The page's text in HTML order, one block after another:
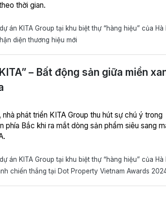
thời gian.
án KITA Group tại khu biệt thự “hàng hiệu” của Hà
diện thương hiệu mới
– Bất động sản giữa miền
phát triển KITA Group thu hút sự chú ý trong
phía Bắc khi ra mắt dòng sản phẩm siêu sang
án KITA Group tại khu biệt thự “hàng hiệu” của Hà
chiến thắng tại Dot Property Vietnam Awards